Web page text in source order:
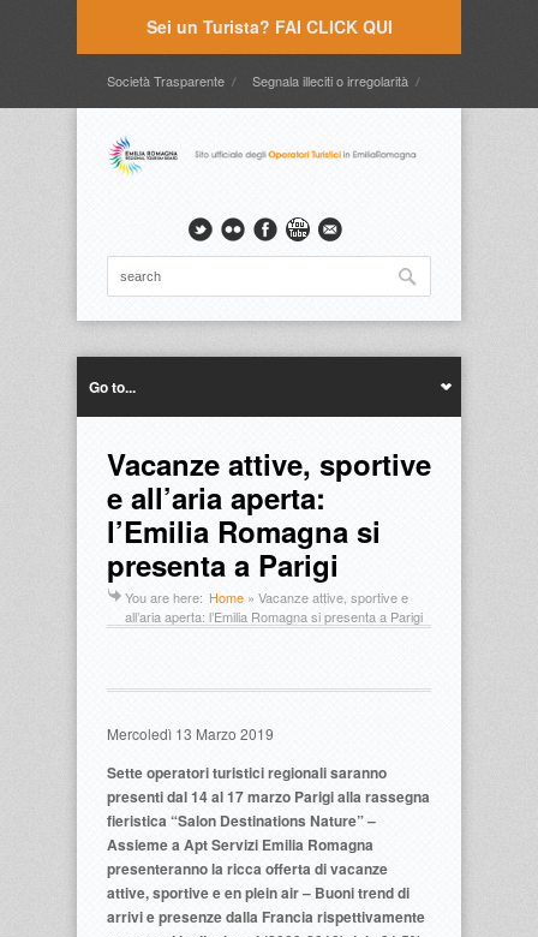
Sei un Turista? FAI CLICK QUI
Società Trasparente Segnala illeciti o irregolarità
Timbrature
Go to...
Vacanze attive, sportive
e all’aria aperta:
l’Emilia Romagna si
presenta a Parigi
You are here: Home » Vacanze attive, sportive e
all’aria aperta: l’Emilia Romagna si presenta a Parigi
Mercoledì 13 Marzo 2019
Sette operatori turistici regionali saranno
presenti dal 14 al 17 marzo Parigi alla rassegna
fieristica “Salon Destinations Nature” –
Assieme a Apt Servizi Emilia Romagna
presenteranno la ricca offerta di vacanze
attive, sportive e en plein air – Buoni trend di
arrivi e presenze dalla Francia rispettivamente